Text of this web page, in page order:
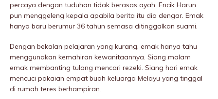
percaya dengan tuduhan tidak berasas ayah. Encik Harun
pun menggeleng kepala apabila berita itu dia dengar. Emak
hanya baru berumur 36 tahun semasa ditinggalkan suami.
Dengan bekalan pelajaran yang kurang, emak hanya tahu
menggunakan kemahiran kewanitaannya. Siang malam
emak membanting tuIang mencari rezeki. Siang hari emak
mencuci pakaian empat buah keluarga Melayu yang tinggal
di rumah teres berhampiran.